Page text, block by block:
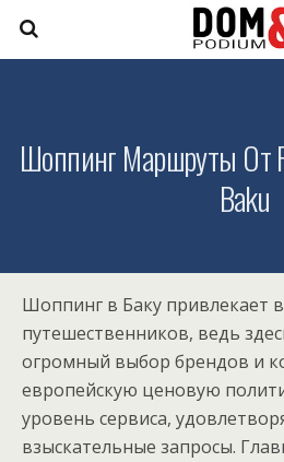
Шоппинг Маршруты От
Baku
Шоппинг в Баку привлекает
путешественников, ведь
огромный выбор брендов и
европейскую ценовую
уровень сервиса,
взыскательные запросы.